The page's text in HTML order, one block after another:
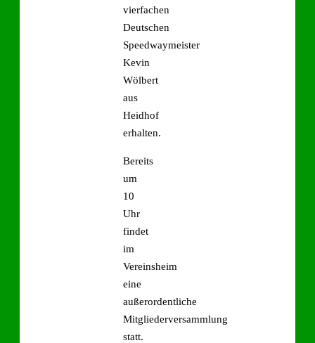
vierfachen
Deutschen
Speedwaymeister
Kevin
Wölbert
aus
Heidhof
erhalten.
Bereits
um
10
Uhr
findet
im
Vereinsheim
eine
außerordentliche
Mitgliederversammlung
statt.